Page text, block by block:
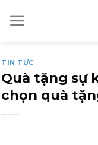
TIN TỨC
Quà tặng sự
chọn quà